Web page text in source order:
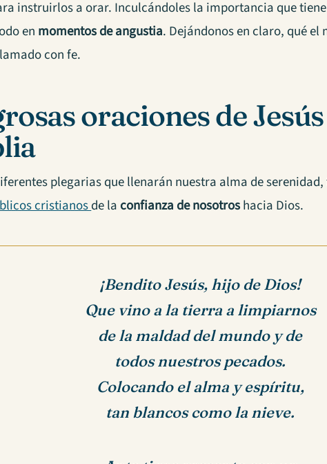
instruirlos a orar. Inculcándoles la importancia que
en momentos de angustia. Dejándonos en claro, qué el
con fe.
oraciones de
plegarias que llenarán nuestra alma de
cristianosde la confianza de nosotroshacia Dios.
¡Bendito Jesús, hijo de Dios!
Que vino a la tierra a limpiarnos
de la maldad del mundo y de
todos nuestros pecados.
Colocando el alma y espíritu,
tan blancos como la nieve.